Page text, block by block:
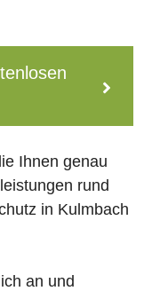
Ihnen genau
rund
in Kulmbach
an und